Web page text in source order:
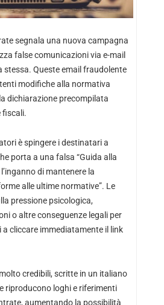
segnala una nuova campagna
false comunicazioni via e-mail
stessa. Queste email fraudolente
modifiche alla normativa
dichiarazione precompilata
fiscali.
è spingere i destinatari a
porta a una falsa “Guida alla
di mantenere la
alle ultime normative”. Le
pressione psicologica,
o altre conseguenze legali per
cliccare immediatamente il link
credibili, scritte in un italiano
riproducono loghi e riferimenti
aumentando la possibilità